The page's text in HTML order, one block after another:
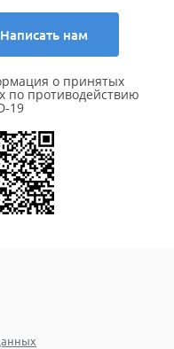
Написать нам
о принятых
по противодействию
19